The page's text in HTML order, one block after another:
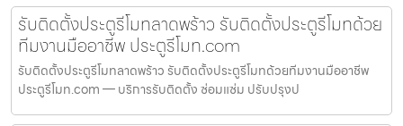
รับติดตั้งประตูรีโมทลาดพร้าว รับติดตั้งประตูรีโมทด้วย
ทีมงานมืออาชีพ ประตูรีโมท.com
รับติดตั้งประตูรีโมทลาดพร้าว รับติดตั้งประตูรีโมทด้วยทีมงานมืออาชีพ
ประตูรีโมท.com — บริการรับติดตั้ง ซ่อมแซ่ม ปรับปรุงป